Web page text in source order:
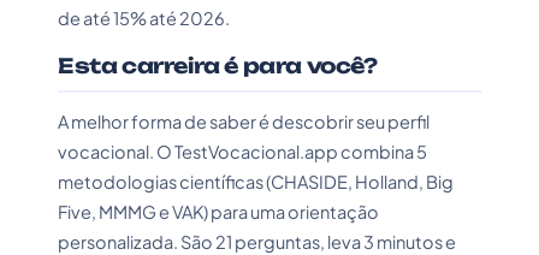
de até 15% até 2026.
Esta carreira é para você?
A melhor forma de saber é descobrir seu perfil
vocacional. O TestVocacional.app combina 5
metodologias científicas (CHASIDE, Holland, Big
Five, MMMG e VAK) para uma orientação
personalizada. São 21 perguntas, leva 3 minutos e